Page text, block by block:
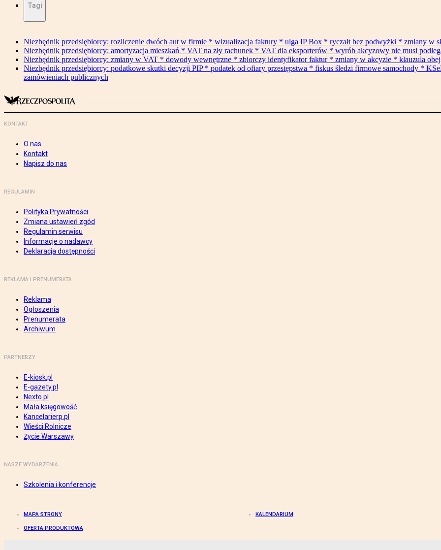
Tagi
Niezbędnik przedsiębiorcy: rozliczenie dwóch aut w firmie * wizualizacja faktury * ulga IP Box * ryczałt bez podwyżki * zmiany w
Niezbędnik przedsiębiorcy: amortyzacja mieszkań * VAT na zły rachunek * VAT dla eksporterów * wyrób akcyzowy nie musi
Niezbędnik przedsiębiorcy: zmiany w VAT * dowody wewnętrzne * zbiorczy identyfikator faktur * zmiany w akcyzie * klauzula
Niezbędnik przedsiębiorcy: podatkowe skutki decyzji PIP * podatek od ofiary przestępstwa * fiskus śledzi firmowe samochody *
zamówieniach publicznych
KONTAKT
O nas
Kontakt
Napisz do nas
REGULAMIN
Polityka Prywatności
Zmiana ustawień zgód
Regulamin serwisu
Informacje o nadawcy
Deklaracja dostępności
REKLAMA I PRENUMERATA
Reklama
Ogłoszenia
Prenumerata
Archiwum
PARTNERZY
E-kiosk.pl
E-gazety.pl
Nexto.pl
Mała księgowość
Kancelarierp.pl
Wieści Rolnicze
Życie Warszawy
NASZE WYDARZENIA
Szkolenia i konferencje
MAPA STRONY KALENDARIUM
OFERTA PRODUKTOWA